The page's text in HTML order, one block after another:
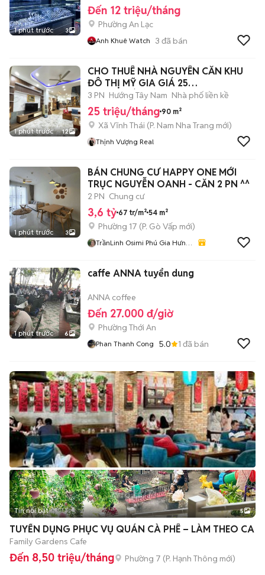
1 phút trước 3
Đến 12 triệu/tháng
Phường An Lạc
Anh Khuê Watch 3 đã bán
1 phút trước 12
CHO THUÊ NHÀ NGUYÊN CĂN KHU
ĐÔ THỊ MỸ GIA GIÁ 25
TRIỆU/THÁNG2
3 PN Hướng Tây Nam Nhà phố liền kề
25 triệu/tháng 90 m²
Xã Vĩnh Thái (P. Nam Nha Trang mới)
Thịnh Vượng Real
1 phút trước 3
BÁN CHUNG CƯ HAPPY ONE MỚI
TRỤC NGUYỄN OANH - CĂN 2 PN ^^
2 PN Chung cư
3,6 tỷ 67 tr/m² 54 m²
Phường 17 (P. Gò Vấp mới)
TrầnLinh Osimi Phú Gia Hưng
1 phút trước 6
caffe ANNA tuyển dung
ANNA coffee
Đến 27.000 đ/giờ
Phường Thới An
Phan Thanh Cong 5.0 1 đã bán
Tin nổi bật 5
TUYỂN DỤNG PHỤC VỤ QUÁN CÀ PHÊ – LÀM THEO CA
Family Gardens Cafe
Đến 8,50 triệu/tháng Phường 7 (P. Hạnh Thông mới)